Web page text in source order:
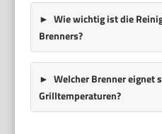
Wie wichtig ist die
Brenners?
Welcher Brenner eignet
Grilltemperaturen?